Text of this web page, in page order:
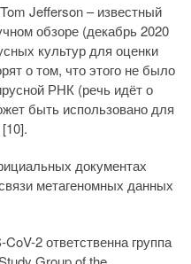
Jefferson – известный
обзоре (декабрь 2020
культур для оценки
о том, что этого не было
РНК (речь идёт о
быть использовано для
документах
метагеномных данных
2 ответственна группа